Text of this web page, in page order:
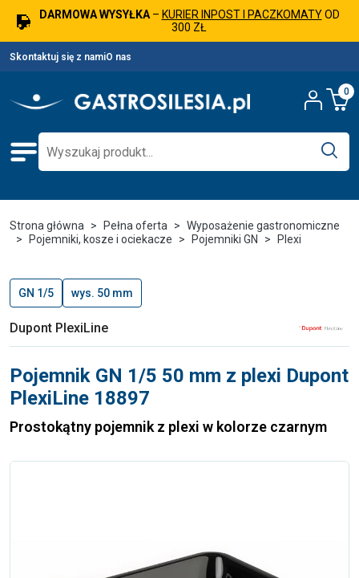
DARMOWA WYSYŁKA– KURIER INPOST I PACZKOMATYOD
300 ZŁ
Skontaktuj się z namiO nas
0
Strona główna Pełna oferta
Wyposażenie gastronomiczne
Pojemniki, kosze i ociekacze
Pojemniki GN Plexi
GN 1/5 wys. 50 mm
Dupont PlexiLine
Pojemnik GN 1/5 50 mm z plexi Dupont
PlexiLine 18897
Prostokątny pojemnik z plexi w kolorze czarnym